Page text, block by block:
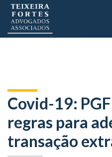
Covid-19:
regras para
transação